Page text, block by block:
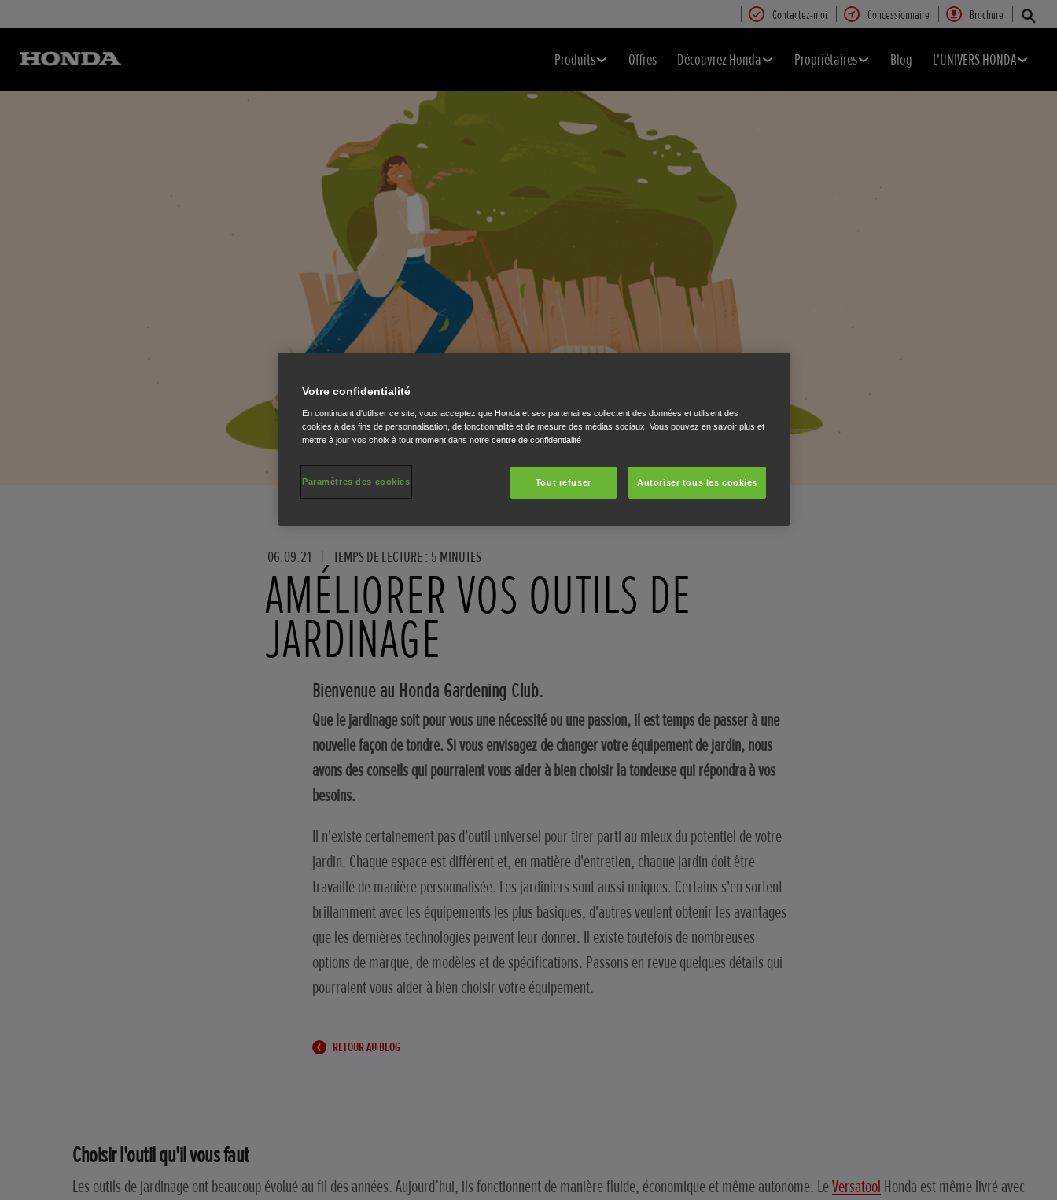
Contactez-moi Concessionnaire Brochure
Produits Offres Découvrez Honda Propriétaires Blog L'UNIVERS HONDA
06.09.21 | TEMPS DE LECTURE : 5 MINUTES
AMÉLIORER VOS OUTILS DE
JARDINAGE
Bienvenue au Honda Gardening Club.
Que le jardinage soit pour vous une nécessité ou une passion, il est temps de passer à une
nouvelle façon de tondre. Si vous envisagez de changer votre équipement de jardin, nous
avons des conseils qui pourraient vous aider à bien choisir la tondeuse qui répondra à vos
besoins.
Il n'existe certainement pas d'outil universel pour tirer parti au mieux du potentiel de votre
jardin. Chaque espace est différent et, en matière d'entretien, chaque jardin doit être
travaillé de manière personnalisée. Les jardiniers sont aussi uniques. Certains s'en sortent
brillamment avec les équipements les plus basiques, d'autres veulent obtenir les avantages
que les dernières technologies peuvent leur donner. Il existe toutefois de nombreuses
options de marque, de modèles et de spécifications. Passons en revue quelques détails qui
pourraient vous aider à bien choisir votre équipement.
RETOUR AU BLOG
Choisir l'outil qu'il vous faut
Les outils de jardinage ont beaucoup évolué au fil des années. Aujourd’hui, ils fonctionnent de manière fluide, économique et même autonome. LeVersatool Honda est même livré avec
Votre confidentialité
En continuant d'utiliser ce site, vous acceptez que Honda et ses partenaires collectent des données et utilisent des
cookies à des fins de personnalisation, de fonctionnalité et de mesure des médias sociaux. Vous pouvez en savoir plus et
mettre à jour vos choix à tout moment dans notre centre de confidentialité
Tout refuser Autoriser tous les cookies
Paramètres des cookies